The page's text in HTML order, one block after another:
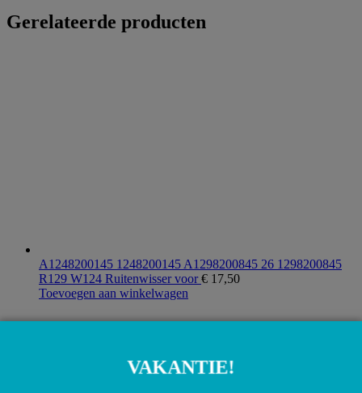
Gerelateerde producten
A1248200145 1248200145 A1298200845 26 1298200845
R129 W124 Ruitenwisser voor€ 17,50
Toevoegen aan winkelwagen
VAKANTIE!